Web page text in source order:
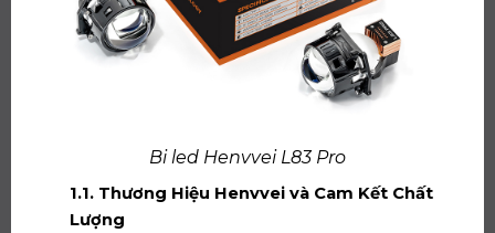
Bi led Henvvei L83 Pro
1.1. Thương Hiệu Henvvei và Cam Kết Chất
Lượng